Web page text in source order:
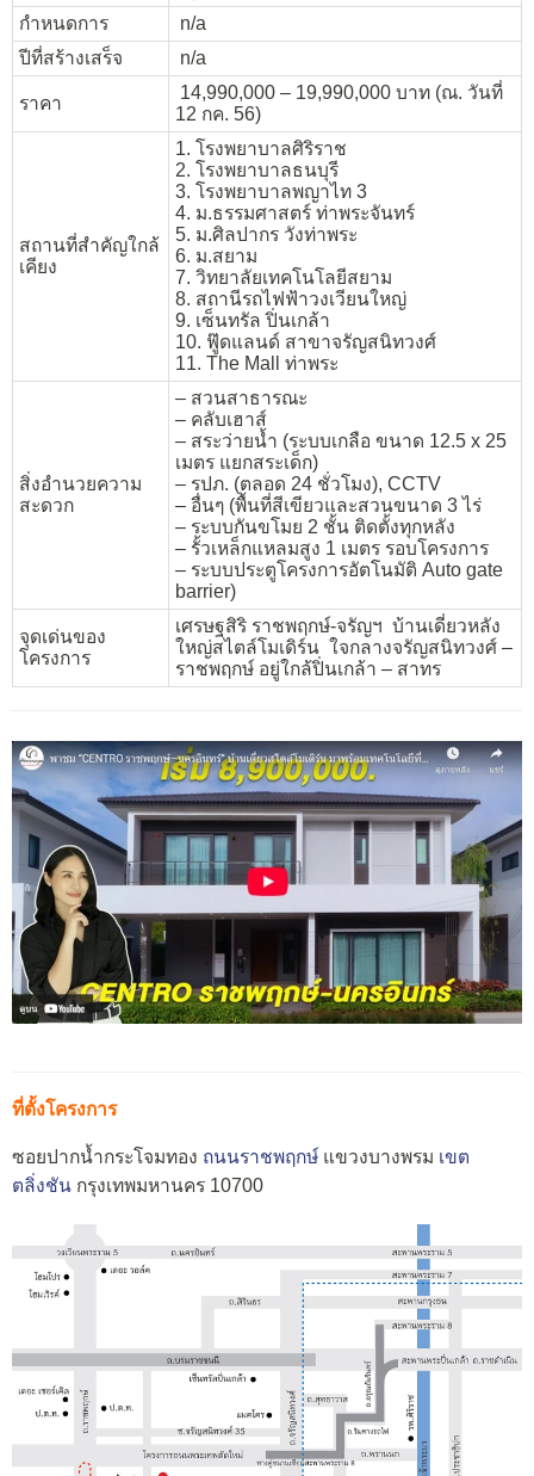
กำหนดการ
n/a
ปีที่สร้างเสร็จ
n/a
ราคา
14,990,000 – 19,990,000 บาท (ณ. วันที่
12 กค. 56)
สถานที่สำคัญใกล้
เคียง
1. โรงพยาบาลศิริราช
2. โรงพยาบาลธนบุรี
3. โรงพยาบาลพญาไท 3
4. ม.ธรรมศาสตร์ ท่าพระจันทร์
5. ม.ศิลปากร วังท่าพระ
6. ม.สยาม
7. วิทยาลัยเทคโนโลยีสยาม
8. สถานีรถไฟฟ้าวงเวียนใหญ่
9. เซ็นทรัล ปิ่นเกล้า
10. ฟู๊ดแลนด์ สาขาจรัญสนิทวงศ์
11. The Mall ท่าพระ
สิ่งอำนวยความ
สะดวก
– สวนสาธารณะ
– คลับเฮาส์
– สระว่ายน้ำ (ระบบเกลือ ขนาด 12.5 x 25
เมตร แยกสระเด็ก)
– รปภ. (ตลอด 24 ชั่วโมง), CCTV
– อื่นๆ (พื้นที่สีเขียวและสวนขนาด 3 ไร่
– ระบบกันขโมย 2 ชั้น ติดตั้งทุกหลัง
– รั้วเหล็กแหลมสูง 1 เมตร รอบโครงการ
– ระบบประตูโครงการอัตโนมัติ Auto gate
barrier)
จุดเด่นของ
โครงการ
เศรษฐสิริ ราชพฤกษ์-จรัญฯ บ้านเดี่ยวหลัง
ใหญ่สไตล์โมเดิร์น ใจกลางจรัญสนิทวงศ์ –
ราชพฤกษ์ อยู่ใกล้ปิ่นเกล้า – สาทร
ที่ตั้งโครงการ
ซอยปากน้ำกระโจมทอง ถนนราชพฤกษ์ แขวงบางพรม เขต
ตลิ่งชัน กรุงเทพมหานคร 10700